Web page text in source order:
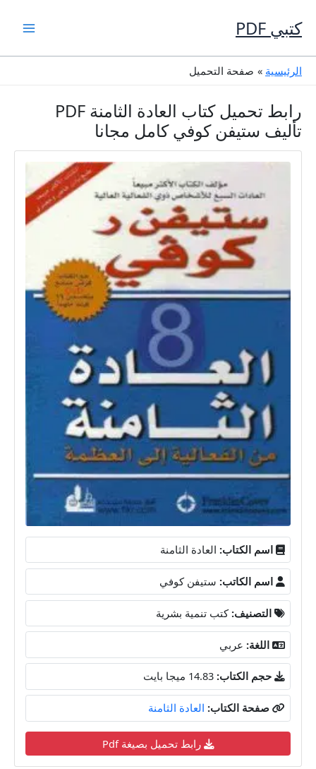
إلى
المحتوى
كتبي PDF
الرئيسية صفحة التحميل
رابط تحميل كتاب العادة الثامنة PDF
تأليف ستيفن كوفي كامل مجانا
اسم الكتاب: العادة الثامنة
اسم الكاتب: ستيفن كوفي
التصنيف: كتب تنمية بشرية
اللغة: عربي
حجم الكتاب: 14.83 ميجا بايت
صفحة الكتاب: العادة الثامنة
رابط تحميل بصيغة Pdf